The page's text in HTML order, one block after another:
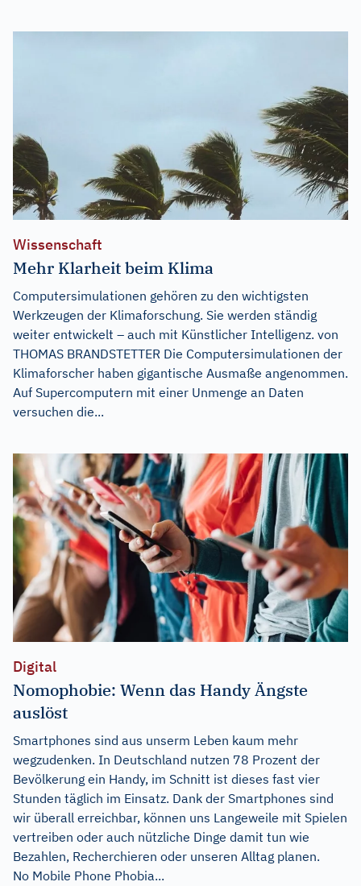
Wissenschaft
Mehr Klarheit beim Klima
Computersimulationen gehören zu den wichtigsten
Werkzeugen der Klimaforschung. Sie werden ständig
weiter entwickelt – auch mit Künstlicher Intelligenz. von
THOMAS BRANDSTETTER Die Computersimulationen der
Klimaforscher haben gigantische Ausmaße angenommen.
Auf Supercomputern mit einer Unmenge an Daten
versuchen die...
Digital
Nomophobie: Wenn das Handy Ängste
auslöst
Smartphones sind aus unserm Leben kaum mehr
wegzudenken. In Deutschland nutzen 78 Prozent der
Bevölkerung ein Handy, im Schnitt ist dieses fast vier
Stunden täglich im Einsatz. Dank der Smartphones sind
wir überall erreichbar, können uns Langeweile mit Spielen
vertreiben oder auch nützliche Dinge damit tun wie
Bezahlen, Recherchieren oder unseren Alltag planen.
No Mobile Phone Phobia...